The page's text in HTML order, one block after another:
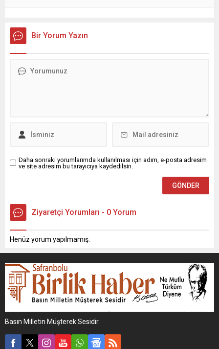
Bir Yorum Yazın
Daha sonraki yorumlarımda kullanılması için adım, e-posta adresim
ve site adresim bu tarayıcıya kaydedilsin.
Ziyaretçi Yorumları - 0 Yorum
Henüz yorum yapılmamış.
Basın Milletin Müşterek Sesidir.